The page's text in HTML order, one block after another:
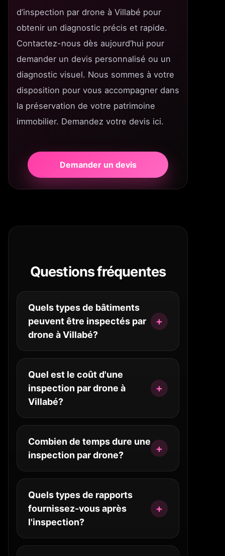
d’inspection par drone à Villabé pour
obtenir un diagnostic précis et rapide.
Contactez-nous dès aujourd’hui pour
demander un devis personnalisé ou un
diagnostic visuel. Nous sommes à votre
disposition pour vous accompagner dans
la préservation de votre patrimoine
immobilier. Demandez votre devis ici.
Demander un devis
Questions fréquentes
Quels types de bâtiments
peuvent être inspectés par
drone à Villabé?
Quel est le coût d'une
inspection par drone à
Villabé?
Combien de temps dure une
inspection par drone?
Quels types de rapports
fournissez-vous après
l'inspection?